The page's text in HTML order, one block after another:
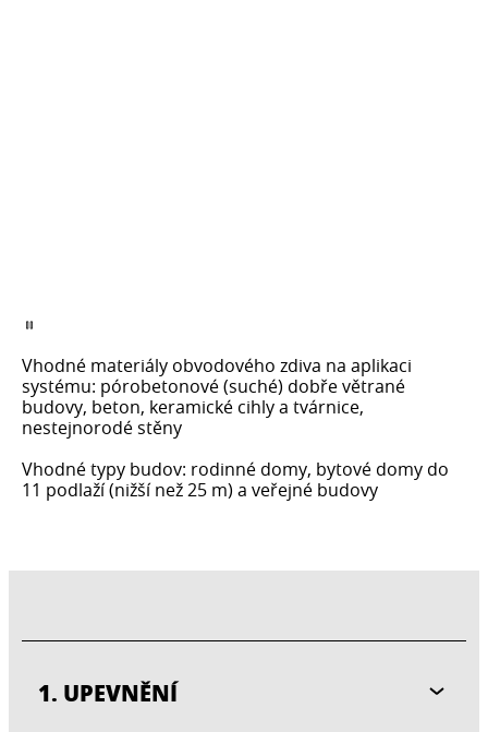
Vhodné materiály obvodového zdiva na aplikaci
systému: pórobetonové (suché) dobře větrané
budovy, beton, keramické cihly a tvárnice,
nestejnorodé stěny
Vhodné typy budov: rodinné domy, bytové domy do
11 podlaží (nižší než 25 m) a veřejné budovy
1. UPEVNĚNÍ